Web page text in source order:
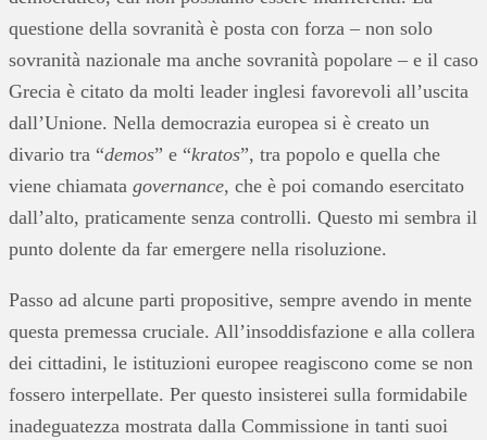
questione della sovranità è posta con forza – non solo
sovranità nazionale ma anche sovranità popolare – e il caso
Grecia è citato da molti leader inglesi favorevoli all’uscita
dall’Unione. Nella democrazia europea si è creato un
divario tra “demos” e “kratos”, tra popolo e quella che
viene chiamata governance, che è poi comando esercitato
dall’alto, praticamente senza controlli. Questo mi sembra il
punto dolente da far emergere nella risoluzione.
Passo ad alcune parti propositive, sempre avendo in mente
questa premessa cruciale. All’insoddisfazione e alla collera
dei cittadini, le istituzioni europee reagiscono come se non
fossero interpellate. Per questo insisterei sulla formidabile
inadeguatezza mostrata dalla Commissione in tanti suoi